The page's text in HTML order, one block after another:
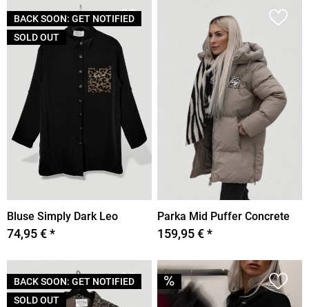
BACK SOON: GET NOTIFIED
SOLD OUT
Bluse Simply Dark Leo
74,95 € *
Parka Mid Puffer Concrete
159,95 € *
BACK SOON: GET NOTIFIED
SOLD OUT